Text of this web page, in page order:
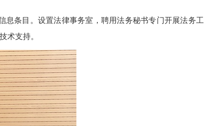
条目。设置法律事务室，聘用法务秘书专门开展法务工
术支持。